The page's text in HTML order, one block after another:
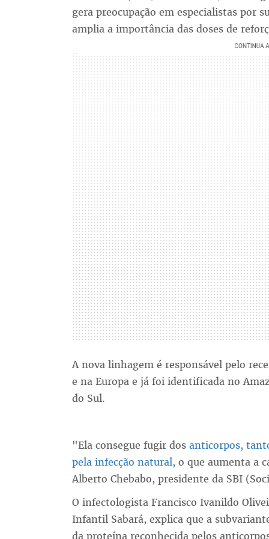
gera preocupação em especialistas por
amplia a importância das doses de
A nova linhagem é responsável pelo
e na Europa e já foi identificada no
do Sul.
"Ela consegue fugir dosanticorpos,
pela infecção natural, o que aumenta a
Alberto Chebabo, presidente da SBI
O infectologista Francisco Ivanildo
Infantil Sabará, explica que a
da proteína reconhecida pelos